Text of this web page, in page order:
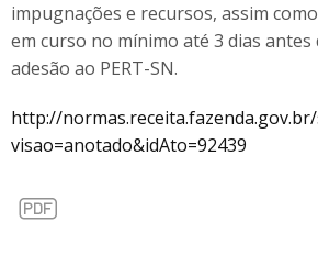
impugnações e recursos, assim
em curso no mínimo até 3 dias
adesão ao PERT-SN.
http://
visao=anotado&idAto=92439